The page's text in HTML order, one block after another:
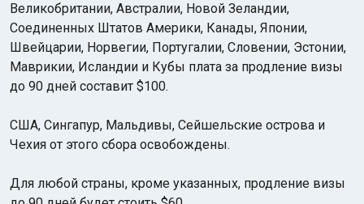
Великобритании, Австралии, Новой Зеландии,
Соединенных Штатов Америки, Канады, Японии,
Швейцарии, Норвегии, Португалии, Словении, Эстонии,
Маврикии, Исландии и Кубы плата за продление визы
до 90 дней составит $100.
США, Сингапур, Мальдивы, Сейшельские острова и
Чехия от этого сбора освобождены.
Для любой страны, кроме указанных, продление визы